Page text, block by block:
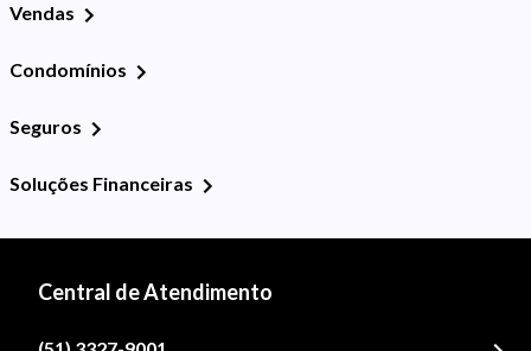
Vendas
Condomínios
Seguros
Soluções Financeiras
Central de Atendimento